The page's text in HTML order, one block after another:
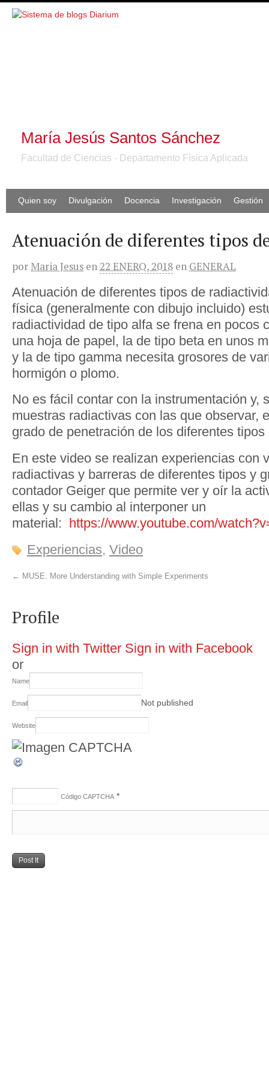
María Jesús Santos Sánchez
Facultad de Ciencias - Departamento Física Aplicada
Quien soy Divulgación Docencia Investigación Gestión
Atenuación de diferentes tipos
por Maria Jesus en 22 ENERO, 2018 en GENERAL
Atenuación de diferentes tipos de
física (generalmente con dibujo incluido)
radiactividad de tipo alfa se frena en pocos
una hoja de papel, la de tipo beta en unos
y la de tipo gamma necesita grosores de
hormigón o plomo.
No es fácil contar con la instrumentación y,
muestras radiactivas con las que observar,
grado de penetración de los diferentes
En este video se realizan experiencias con
radiactivas y barreras de diferentes tipos y
contador Geiger que permite ver y oír la
ellas y su cambio al interponer un
material: https://www.youtube.com/
Experiencias, Video
← MUSE. More Understanding with Simple Experiments
Profile
Sign in with Twitter Sign in with Facebook
or
Name
Email Not published
Website
Código CAPTCHA *